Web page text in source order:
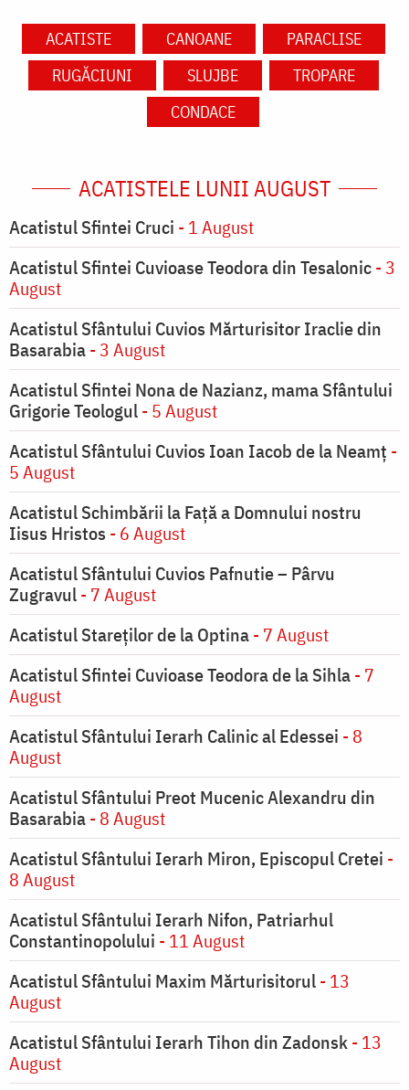
ACATISTE CANOANE
PARACLISE
RUGĂCIUNI
SLUJBE
TROPARE
CONDACE
ACATISTELE LUNII AUGUST
Acatistul Sfintei Cruci - 1 August
Acatistul Sfintei Cuvioase Teodora din Tesalonic- 3
August
Acatistul Sfântului Cuvios Mărturisitor Iraclie din
Basarabia- 3 August
Acatistul Sfintei Nona de Nazianz, mama Sfântului
Grigorie Teologul- 5 August
Acatistul Sfântului Cuvios Ioan Iacob de la Neamț -
5 August
Acatistul Schimbării la Faţă a Domnului nostru
Iisus Hristos - 6 August
Acatistul Sfântului Cuvios Pafnutie – Pârvu
Zugravul- 7 August
Acatistul Stareţilor de la Optina- 7 August
Acatistul Sfintei Cuvioase Teodora de la Sihla- 7
August
Acatistul Sfântului Ierarh Calinic al Edessei - 8
August
Acatistul Sfântului Preot Mucenic Alexandru din
Basarabia- 8 August
Acatistul Sfântului Ierarh Miron, Episcopul Cretei -
8 August
Acatistul Sfântului Ierarh Nifon, Patriarhul
Constantinopolului - 11 August
Acatistul Sfântului Maxim Mărturisitorul- 13
August
Acatistul Sfântului Ierarh Tihon din Zadonsk- 13
August